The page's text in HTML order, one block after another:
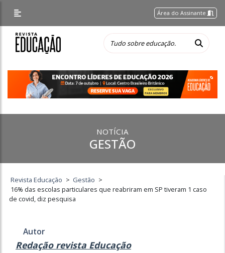
Área do Assinante
NOTÍCIA
GESTÃO
Revista Educação > Gestão >
16% das escolas particulares que reabriram em SP tiveram 1 caso
de covid, diz pesquisa
Autor
Redação revista Educação